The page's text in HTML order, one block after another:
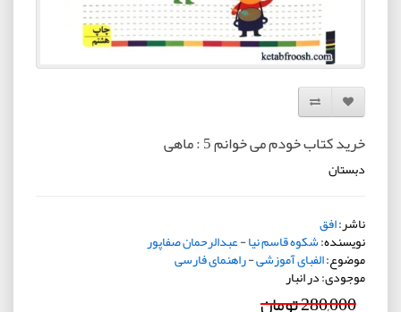
افزودن به لیست دلخواه
مقایسه این محصول
خرید کتاب خودم می خوانم 5 : ماهی
دبستان
ناشر:افق
نویسنده:شکوه قاسم نیا-عبدالرحمان صفاپور
موضوع:الفبای آموزشی-راهنمای فارسی
موجودی: در انبار
280,000 تومان